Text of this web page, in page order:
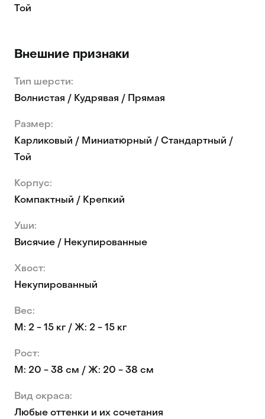
Той
Внешние признаки
Тип шерсти:
Волнистая / Кудрявая / Прямая
Размер:
Карликовый / Миниатюрный / Стандартный /
Той
Корпус:
Компактный / Крепкий
Уши:
Висячие / Некупированные
Хвост:
Некупированный
Вес:
М: 2 - 15 кг / Ж: 2 - 15 кг
Рост:
М: 20 - 38 см / Ж: 20 - 38 см
Вид окраса:
Любые оттенки и их сочетания